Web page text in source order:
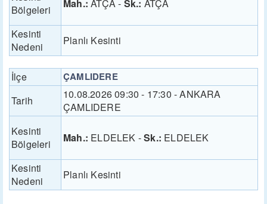
Bölgeleri
Mah.: ATÇA - Sk.: ATÇA
Kesinti
Nedeni
Planlı Kesinti
İlçe ÇAMLIDERE
Tarih
10.08.2026 09:30 - 17:30 - ANKARA
ÇAMLIDERE
Kesinti
Bölgeleri
Mah.: ELDELEK -Sk.: ELDELEK
Kesinti
Nedeni
Planlı Kesinti